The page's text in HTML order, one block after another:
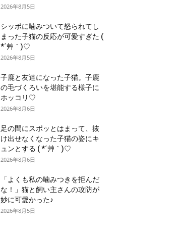
2026年8月5日
シッポに噛みついて怒られてし
まった子猫の反応が可愛すぎた (
*´艸｀)♡
2026年8月5日
子鹿と友達になった子猫。子鹿
の毛づくろいを堪能する様子に
ホッコリ♡
2026年8月6日
足の間にスポッとはまって、抜
け出せなくなった子猫の姿にキ
ュンとする ( *´艸｀)♡
2026年8月6日
「よくも私の噛みつきを拒んだ
な！」猫と飼い主さんの攻防が
妙に可愛かった♪
2026年8月5日